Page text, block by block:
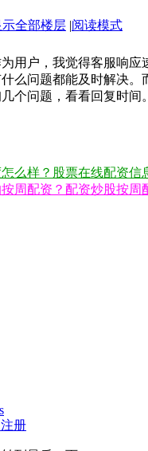
示全部楼层 |阅读模式
用户，我觉得客服响
么问题都能及时解决
个问题，看看回复时
么样？股票在线配资信
周配资？配资炒股按周
册